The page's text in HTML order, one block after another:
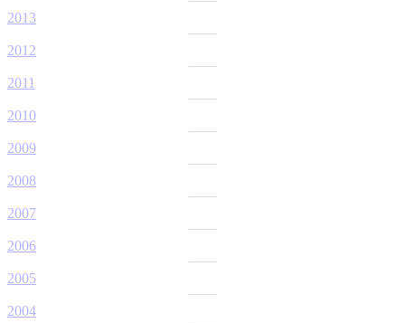
2013
2012
2011
2010
2009
2008
2007
2006
2005
2004